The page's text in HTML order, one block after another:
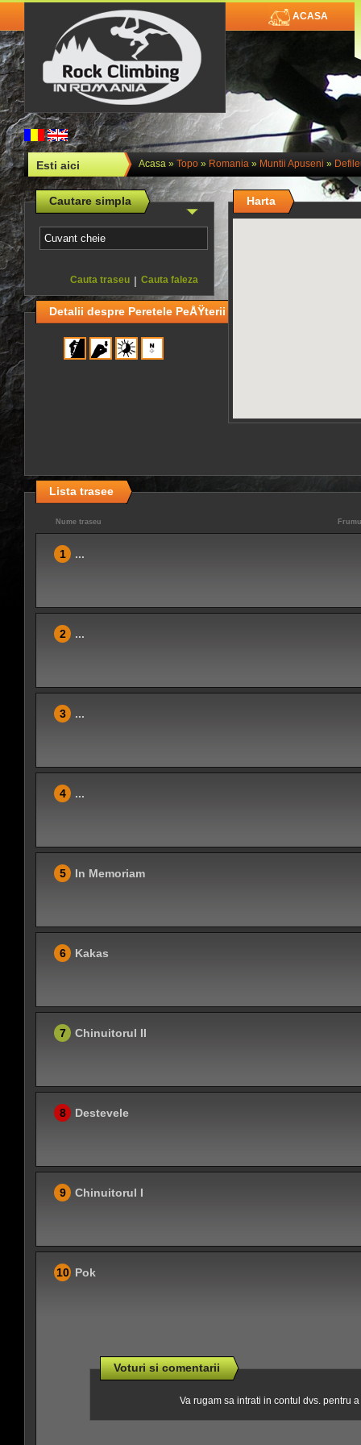
ACASA
Esti aici Acasa» Topo» Romania» Muntii Apuseni »
Cautare simpla
Cauta faleza
|
Cauta traseu
Harta
Detalii despre Peretele PeÅŸterii
Lista trasee
Nume traseu
1 ...
2 ...
3 ...
4 ...
5 In Memoriam
6 Kakas
7 Chinuitorul II
8 Destevele
9 Chinuitorul I
10 Pok
Voturi si comentarii
Va rugam sa intrati in contul dvs. pentru